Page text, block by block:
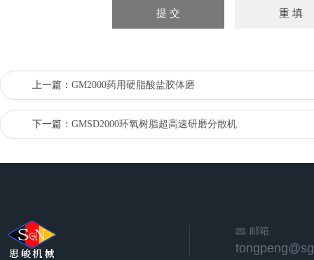
上一篇： GM2000药用硬脂酸盐胶体磨
下一篇： GMSD2000环氧树脂超高速研磨分散机
邮箱